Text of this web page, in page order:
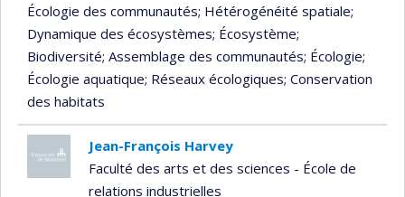
Écologie des communautés; Hétérogénéité spatiale;
Dynamique des écosystèmes; Écosystème;
Biodiversité; Assemblage des communautés; Écologie;
Écologie aquatique; Réseaux écologiques; Conservation
des habitats
Jean-François Harvey
Faculté des arts et des sciences - École de
relations industrielles